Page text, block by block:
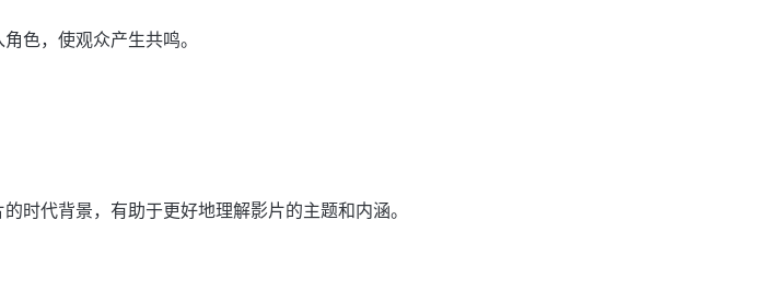
色，使观众产生共鸣。
时代背景，有助于更好地理解影片的主题和内涵。